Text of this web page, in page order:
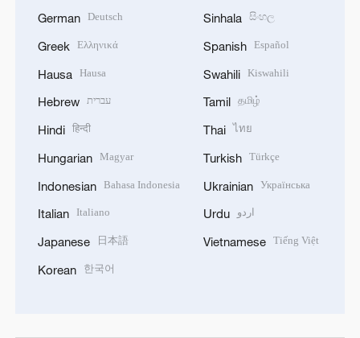
German Deutsch
Greek Ελληνικά
Hausa Hausa
Hebrew עברית
Hindi हिन्दी
Hungarian Magyar
Indonesian Bahasa Indonesia
Italian Italiano
Japanese 日本語
Korean 한국어
Sinhala සිංහල
Spanish Español
Swahili Kiswahili
Tamil தமிழ்
Thai ไทย
Turkish Türkçe
Ukrainian Українська
Urdu اردو
Vietnamese Tiếng Việt